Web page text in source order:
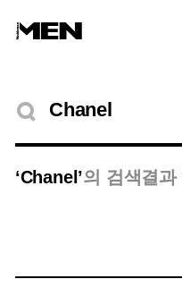
검색결과
‘Chanel’의 검색결과